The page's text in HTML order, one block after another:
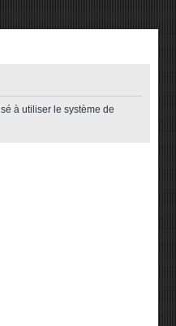
à utiliser le système de